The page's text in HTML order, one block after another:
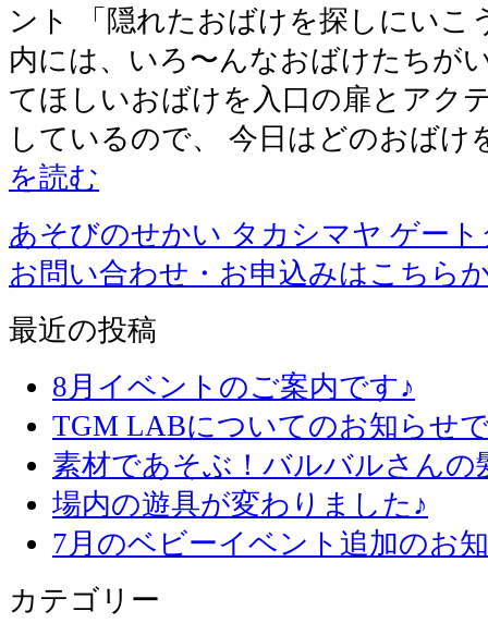
ント 「隠れたおばけを探しにいこ
内には、いろ〜んなおばけたちが
てほしいおばけを入口の扉とアク
しているので、 今日はどのおば
を読む
あそびのせかい タカシマヤ ゲー
お問い合わせ・お申込みはこちら
最近の投稿
8月イベントのご案内です♪
TGM LABについてのお知らせ
素材であそぶ！バルバルさん
場内の遊具が変わりました♪
7月のベビーイベント追加のお
カテゴリー